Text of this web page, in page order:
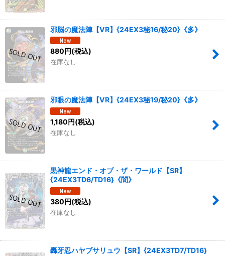
邪脳の魔法陣【VR】{24EX3秘16/秘20}《多》
880円(税込)
在庫なし
邪眼の魔法陣【VR】{24EX3秘19/秘20}《多》
1,180円(税込)
在庫なし
黒神龍エンド・オブ・ザ・ワールド【SR】
{24EX3TD6/TD16}《闇》
380円(税込)
在庫なし
轟牙忍ハヤブサリュウ【SR】{24EX3TD7/TD16}